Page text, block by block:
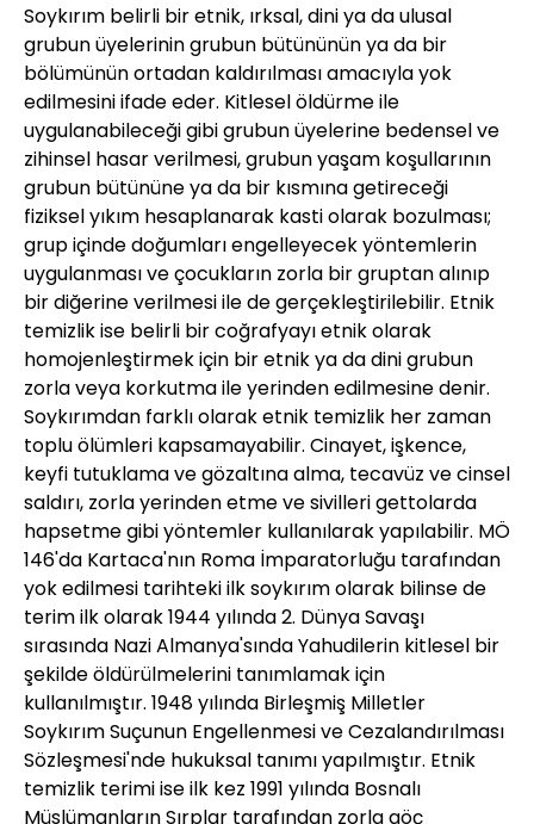
Soykırım belirli bir etnik, ırksal, dini ya da ulusal
grubun üyelerinin grubun bütününün ya da bir
bölümünün ortadan kaldırılması amacıyla yok
edilmesini ifade eder. Kitlesel öldürme ile
uygulanabileceği gibi grubun üyelerine bedensel ve
zihinsel hasar verilmesi, grubun yaşam koşullarının
grubun bütününe ya da bir kısmına getireceği
fiziksel yıkım hesaplanarak kasti olarak bozulması;
grup içinde doğumları engelleyecek yöntemlerin
uygulanması ve çocukların zorla bir gruptan alınıp
bir diğerine verilmesi ile de gerçekleştirilebilir. Etnik
temizlik ise belirli bir coğrafyayı etnik olarak
homojenleştirmek için bir etnik ya da dini grubun
zorla veya korkutma ile yerinden edilmesine denir.
Soykırımdan farklı olarak etnik temizlik her zaman
toplu ölümleri kapsamayabilir. Cinayet, işkence,
keyfi tutuklama ve gözaltına alma, tecavüz ve cinsel
saldırı, zorla yerinden etme ve sivilleri gettolarda
hapsetme gibi yöntemler kullanılarak yapılabilir. MÖ
146'da Kartaca'nın Roma İmparatorluğu tarafından
yok edilmesi tarihteki ilk soykırım olarak bilinse de
terim ilk olarak 1944 yılında 2. Dünya Savaşı
sırasında Nazi Almanya'sında Yahudilerin kitlesel bir
şekilde öldürülmelerini tanımlamak için
kullanılmıştır. 1948 yılında Birleşmiş Milletler
Soykırım Suçunun Engellenmesi ve Cezalandırılması
Sözleşmesi'nde hukuksal tanımı yapılmıştır. Etnik
temizlik terimi ise ilk kez 1991 yılında Bosnalı
Müslümanların Sırplar tarafından zorla göç